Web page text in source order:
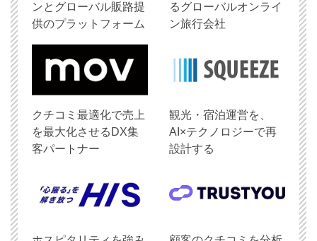
ンとグローバル販路提
供のプラットフォーム
るグローバルオンライ
ン旅行会社
クチコミ最適化で売上
を最大化させるDX集
客パートナー
観光・宿泊運営を、
AI×テクノロジーで再
設計する